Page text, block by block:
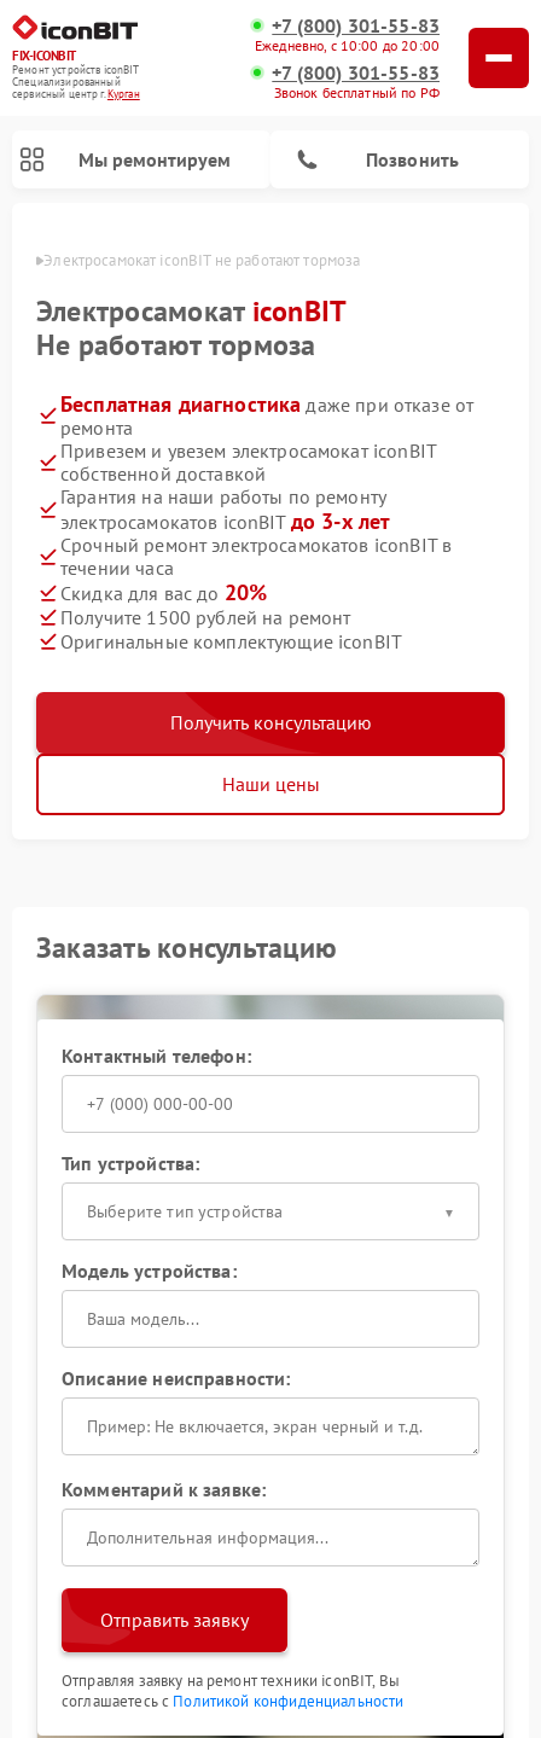
FIX-ICONBIT
Ремонт устройств iconBIT
Специализированный
cервисный центр г.Курган
+7 (800) 301-55-83
Ежедневно, с 10:00 до 20:00
+7 (800) 301-55-83
Звонок бесплатный по РФ
Мы ремонтируем Позвонить
Электросамокат iconBIT не работают тормоза
Электросамокат iconBIT
Не работают тормоза
Бесплатная диагностика даже при отказе от
ремонта
Привезем и увезем электросамокат iconBIT
собственной доставкой
Гарантия на наши работы по ремонту
электросамокатов iconBIT до 3-х лет
Срочный ремонт электросамокатов iconBIT в
течении часа
Скидка для вас до 20%
Получите 1500 рублей на ремонт
Оригинальные комплектующие iconBIT
Получить консультацию
Наши цены
Заказать консультацию
Контактный телефон:
Тип устройства:
Выберите тип устройства
Модель устройства:
Описание неисправности:
Комментарий к заявке:
Отправить заявку
Отправляя заявку на ремонт техники iconBIT, Вы
соглашаетесь с Политикой конфиденциальности